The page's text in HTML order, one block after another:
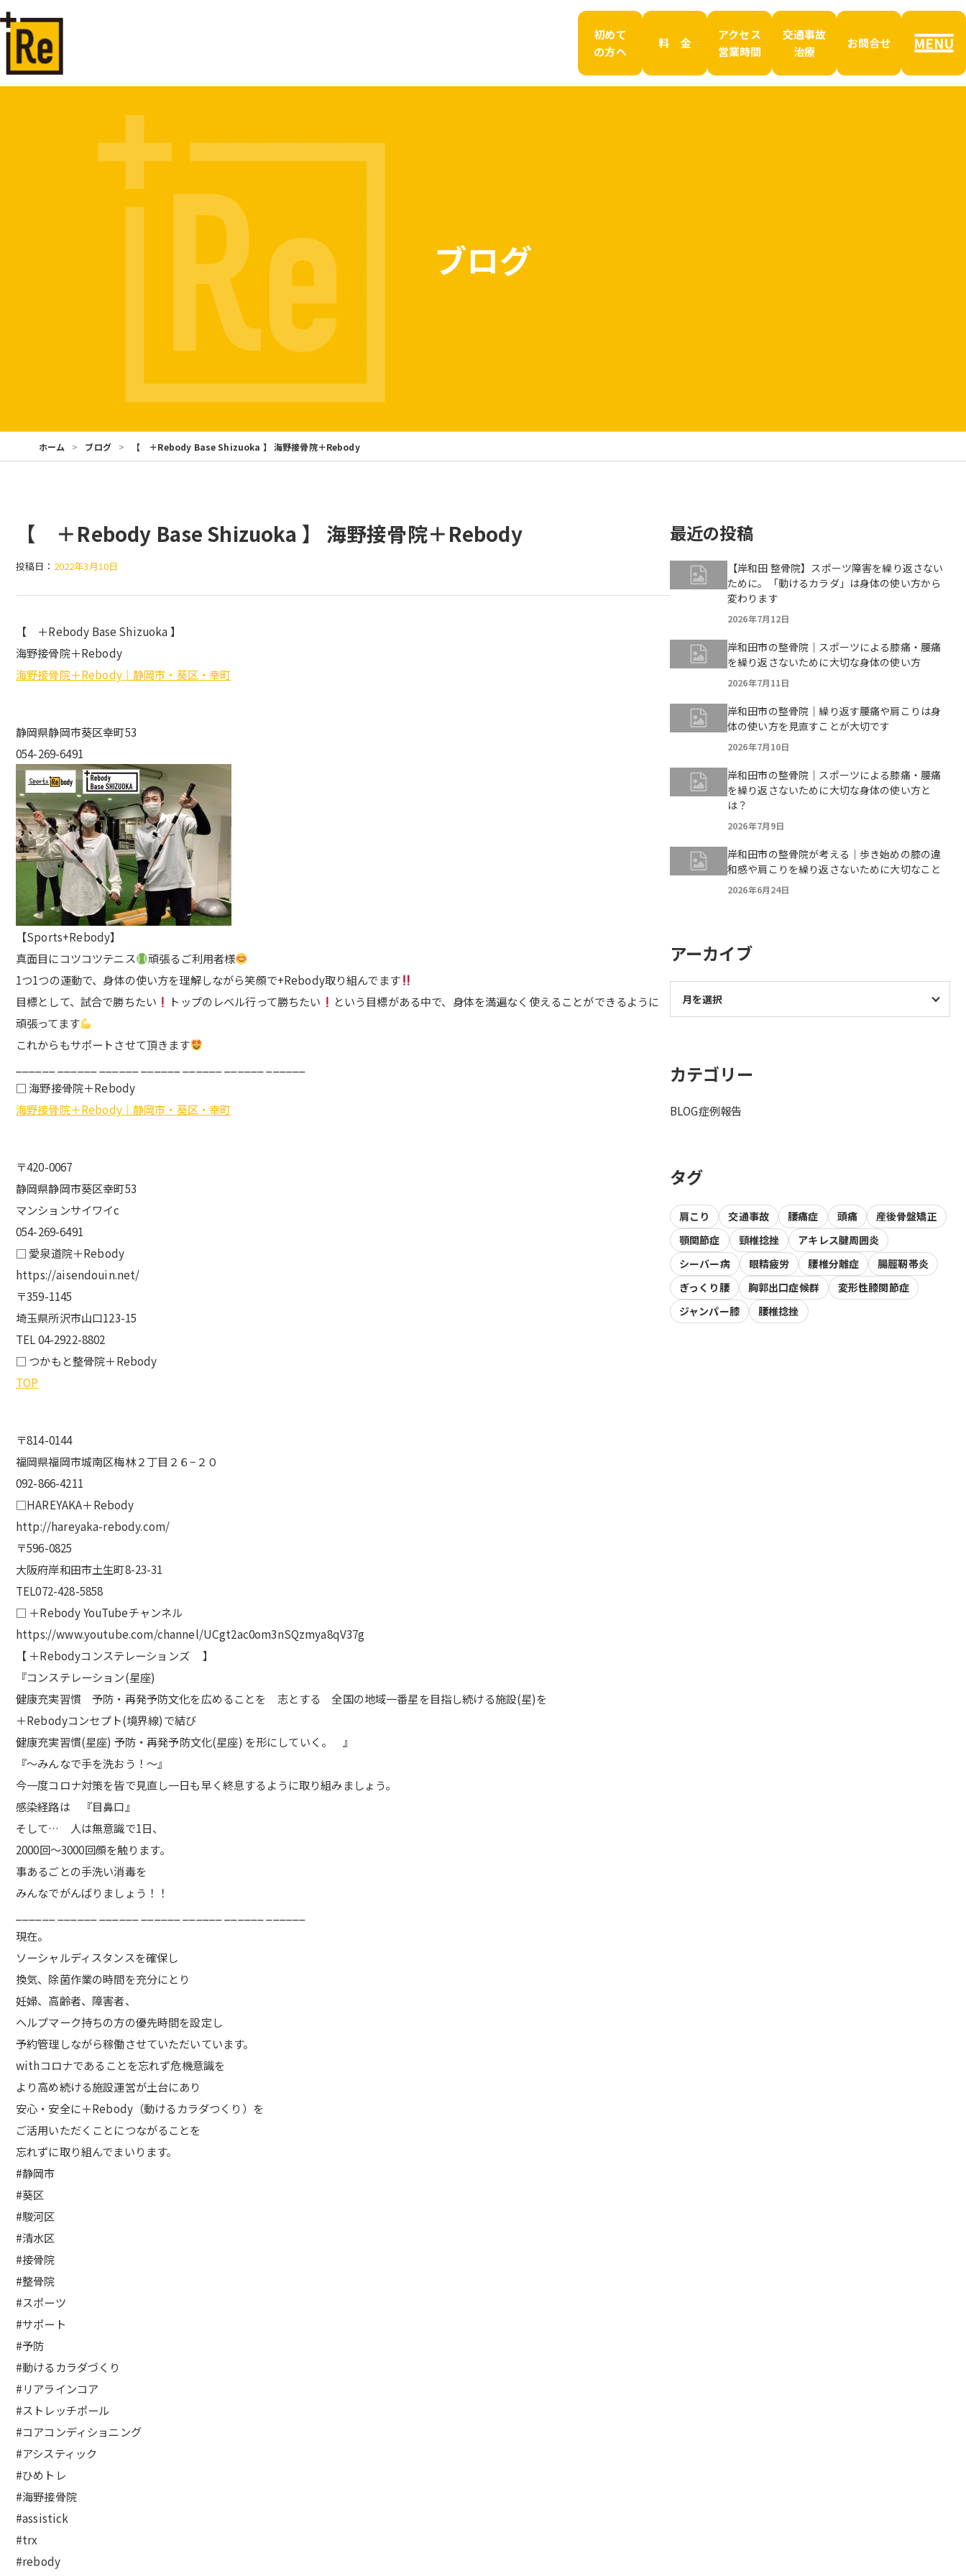
初めて
の方へ
料 金
アクセス
営業時間
交通事故
治療
お問合せ MENU
ブログ
ホーム ブログ 【 ＋Rebody Base Shizuoka 】 海野接骨院＋Rebody
【 ＋Rebody Base Shizuoka 】 海野接骨院＋Rebody
投稿日： 2022年3月10日
【 ＋Rebody Base Shizuoka 】
海野接骨院＋Rebody
海野接骨院＋Rebody｜静岡市・葵区・幸町
静岡県静岡市葵区幸町53
054-269-6491
【Sports+Rebody】
真面目にコツコツテニス
頑張るご利用者様
1つ1つの運動で、身体の使い方を理解しながら笑顔で+Rebody取り組んでます
目標として、試合で勝ちたい
トップのレベル行って勝ちたい
という目標がある中で、身体を満遍なく使えることができるように
頑張ってます
これからもサポートさせて頂きます
□ 海野接骨院＋Rebody
海野接骨院＋Rebody｜静岡市・葵区・幸町
〒420-0067
静岡県静岡市葵区幸町53
マンションサイワイc
054-269-6491
□ 愛泉道院＋Rebody
https://aisendouin.net/
〒359-1145
埼玉県所沢市山口123-15
TEL 04-2922-8802
□ つかもと整骨院＋Rebody
TOP
〒814-0144
福岡県福岡市城南区梅林２丁目２６−２０
092-866-4211
□HAREYAKA＋Rebody
http://hareyaka-rebody.com/
〒596-0825
大阪府岸和田市土生町8-23-31
TEL072-428-5858
□ ＋Rebody YouTubeチャンネル
https://www.youtube.com/channel/UCgt2ac0om3nSQzmya8qV37g
【 ＋Rebodyコンステレーションズ 】
『コンステレーション(星座)
健康充実習慣 予防・再発予防文化を広めることを 志とする 全国の地域一番星を目指し続ける施設(星)を
＋Rebodyコンセプト(境界線)で結び
健康充実習慣(星座) 予防・再発予防文化(星座) を形にしていく。 』
『〜みんなで手を洗おう！〜』
今一度コロナ対策を皆で見直し一日も早く終息するように取り組みましょう。
感染経路は 『目鼻口』
そして… 人は無意識で1日、
2000回〜3000回顔を触ります。
事あるごとの手洗い消毒を
みんなでがんばりましょう！！
現在。
ソーシャルディスタンスを確保し
換気、除菌作業の時間を充分にとり
妊婦、高齢者、障害者、
ヘルプマーク持ちの方の優先時間を設定し
予約管理しながら稼働させていただいています。
withコロナであることを忘れず危機意識を
より高め続ける施設運営が土台にあり
安心・安全に＋Rebody（動けるカラダつくり）を
ご活用いただくことにつながることを
忘れずに取り組んでまいります。
#静岡市
#葵区
#駿河区
#清水区
#接骨院
#整骨院
#スポーツ
#サポート
#予防
#動けるカラダづくり
#リアラインコア
#ストレッチポール
#コアコンディショニング
#アシスティック
#ひめトレ
#海野接骨院
#assistick
#trx
#rebody
最近の投稿
【岸和田 整骨院】スポーツ障害を繰り返さない
ために。「動けるカラダ」は身体の使い方から
変わります
2026年7月12日
岸和田市の整骨院｜スポーツによる膝痛・腰痛
を繰り返さないために大切な身体の使い方
2026年7月11日
岸和田市の整骨院｜繰り返す腰痛や肩こりは身
体の使い方を見直すことが大切です
2026年7月10日
岸和田市の整骨院｜スポーツによる膝痛・腰痛
を繰り返さないために大切な身体の使い方と
は？
2026年7月9日
岸和田市の整骨院が考える｜歩き始めの膝の違
和感や肩こりを繰り返さないために大切なこと
2026年6月24日
アーカイブ
カテゴリー
BLOG症例報告
タグ
肩こり 交通事故 腰痛症 頭痛
産後骨盤矯正
顎関節症
頸椎捻挫
アキレス腱周囲炎
シーバー病
眼精疲労 腰椎分離症
腸脛靭帯炎
ぎっくり腰
胸郭出口症候群
変形性膝関節症
ジャンパー膝
腰椎捻挫